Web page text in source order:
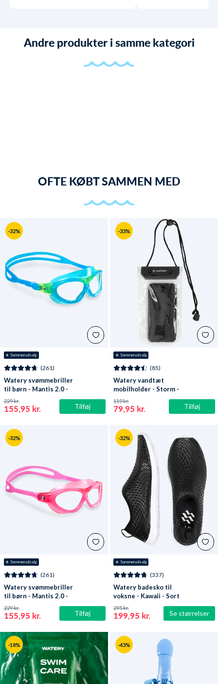
Andre produkter i samme kategori
OFTE KØBT SAMMEN MED
-32%
☀️ Sommerudsalg
Tilføj
(261)
Watery svømmebriller
til børn - Mantis 2.0 -
Atlantic Blå/klar
155,95 kr.
229 kr.
-33%
☀️ Sommerudsalg
Tilføj
(85)
Watery vandtæt
mobilholder - Storm -
Sort
79,95 kr.
119 kr.
-32%
☀️ Sommerudsalg
Tilføj
(261)
Watery svømmebriller
til børn - Mantis 2.0 -
Atlantic Pink/klar
155,95 kr.
229 kr.
-32%
☀️ Sommerudsalg
Se størrelser
(337)
Watery badesko til
voksne - Kawaii - Sort
199,95 kr.
295 kr.
-18% -43%